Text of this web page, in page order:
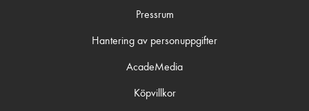
Pressrum
Hantering av personuppgifter
AcadeMedia
Köpvillkor